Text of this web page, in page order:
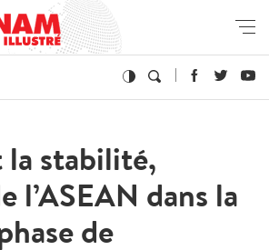
la stabilité,
l’ASEAN dans la
de